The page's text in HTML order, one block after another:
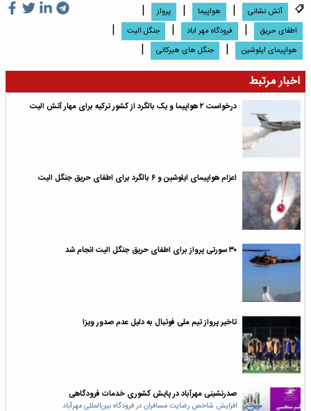
آتش نشانی | هواپیما | پرواز |
اطفای حریق | فرودگاه مهر اباد | جنگل الیت |
هواپیمای ایلوشین | جنگل های هیرکانی
|
اخبار مرتبط
درخواست ۲ هواپیما و یک بالگرد از کشور ترکیه برای مهار آتش الیت
اعزام هواپیمای ایلوشین و ۶ بالگرد برای اطفای حریق جنگل الیت
۳۰ سورتی پرواز برای اطفای حریق جنگل الیت انجام شد
تاخیر پرواز تیم ملی فوتبال به دلیل عدم صدور ویزا
صدرنشینی مهرآباد در پایش کشوری خدمات فرودگاهی
افزایش شاخص رضایت مسافران در فرودگاه بین‌المللی مهرآباد